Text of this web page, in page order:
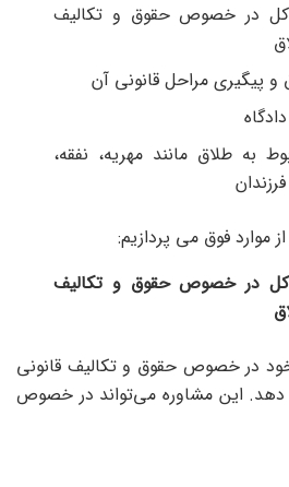
در خصوص حقوق و تکالیف
پیگیری مراحل قانونی آن
به طلاق مانند مهریه، نفقه،
موارد فوق می پردازیم:
در خصوص حقوق و تکالیف
در خصوص حقوق و تکالیف قانونی
دهد. این مشاوره می‌تواند در خصوص